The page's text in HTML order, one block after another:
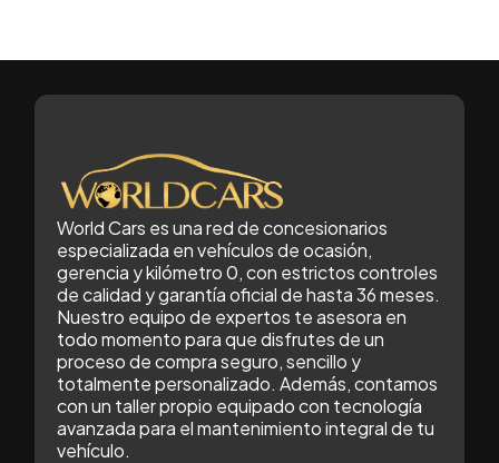
World Cars es una red de concesionarios
especializada en vehículos de ocasión,
gerencia y kilómetro 0, con estrictos controles
de calidad y garantía oficial de hasta 36 meses.
Nuestro equipo de expertos te asesora en
todo momento para que disfrutes de un
proceso de compra seguro, sencillo y
totalmente personalizado. Además, contamos
con un taller propio equipado con tecnología
avanzada para el mantenimiento integral de tu
vehículo.